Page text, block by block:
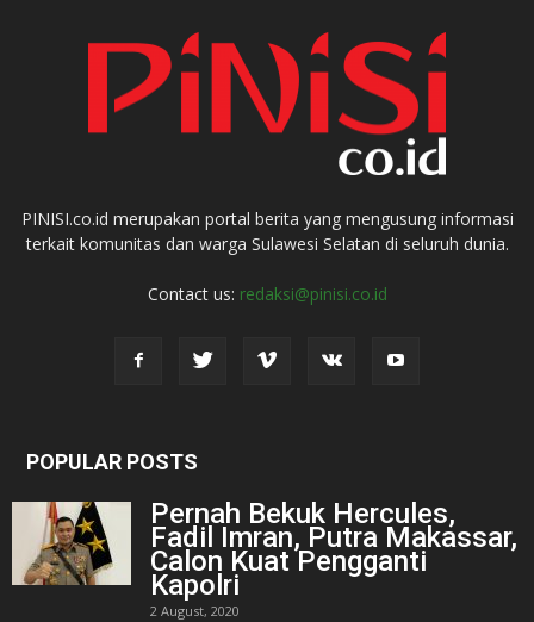
PINISI.co.id merupakan portal berita yang mengusung informasi
terkait komunitas dan warga Sulawesi Selatan di seluruh dunia.
Contact us: redaksi@pinisi.co.id
POPULAR POSTS
Pernah Bekuk Hercules,
Fadil Imran, Putra Makassar,
Calon Kuat Pengganti
Kapolri
2 August, 2020